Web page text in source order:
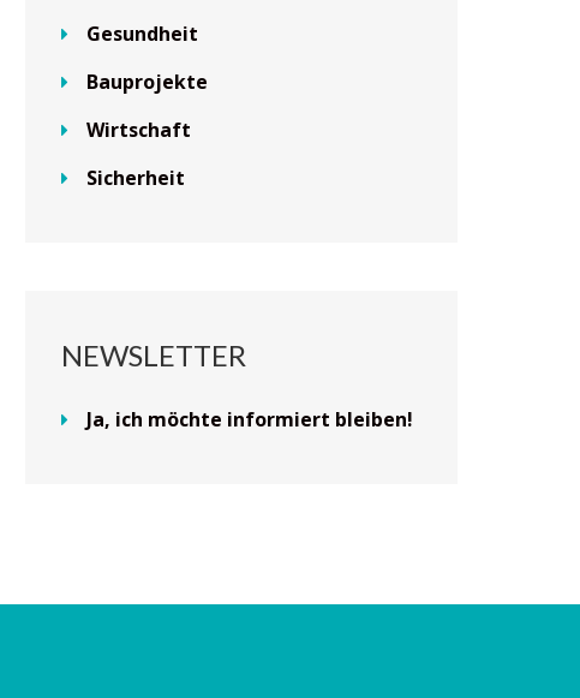
Gesundheit
Bauprojekte
Wirtschaft
Sicherheit
NEWSLETTER
Ja, ich möchte informiert bleiben!